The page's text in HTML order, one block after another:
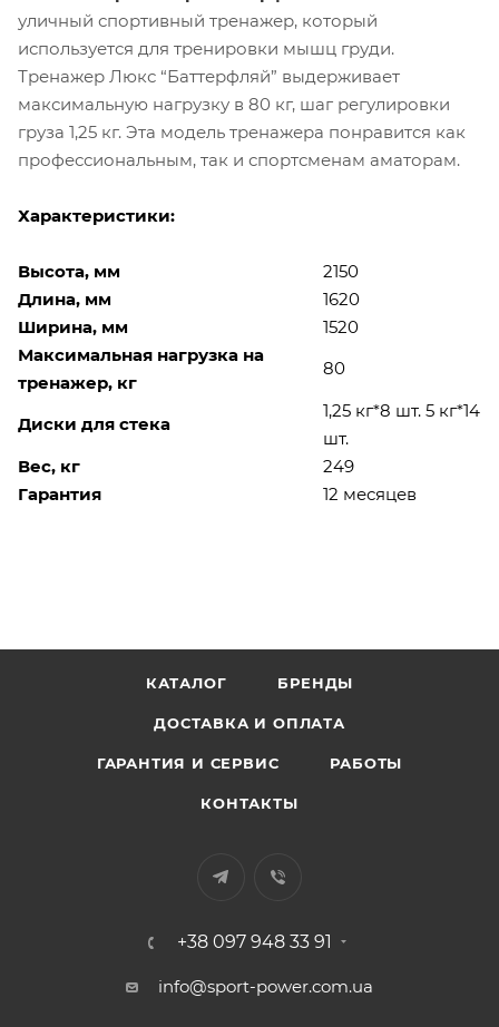
уличный спортивный тренажер, который
используется для тренировки мышц груди.
Тренажер Люкс “Баттерфляй” выдерживает
максимальную нагрузку в 80 кг, шаг регулировки
груза 1,25 кг. Эта модель тренажера понравится как
профессиональным, так и спортсменам аматорам.
Характеристики:
Высота, мм
2150
Длина, мм
1620
Ширина, мм
1520
Максимальная нагрузка на
тренажер, кг
80
Диски для стека
1,25 кг*8 шт. 5 кг*14
шт.
Вес, кг
249
Гарантия
12 месяцев
КАТАЛОГ БРЕНДЫ
ДОСТАВКА И ОПЛАТА
ГАРАНТИЯ И СЕРВИС РАБОТЫ
КОНТАКТЫ
+38 097 948 33 91
info@sport-power.com.ua